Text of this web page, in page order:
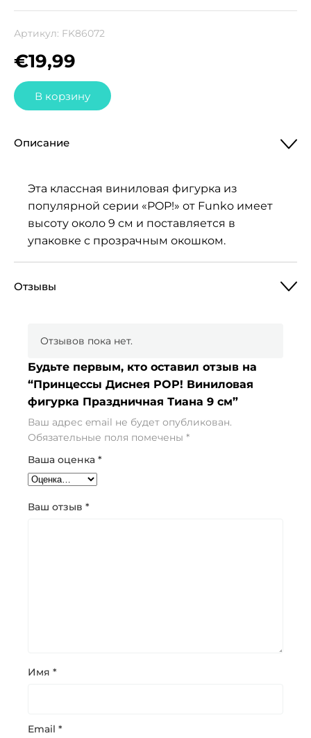
Артикул: FK86072
€19,99
В корзину
Описание
Эта классная виниловая фигурка из
популярной серии «POP!» от Funko имеет
высоту около 9 см и поставляется в
упаковке с прозрачным окошком.
Отзывы
Отзывов пока нет.
Будьте первым, кто оставил отзыв на
“Принцессы Диснея POP! Виниловая
фигурка Праздничная Тиана 9 см”
Ваш адрес email не будет опубликован.
Обязательные поля помечены *
Ваша оценка *
Ваш отзыв *
Имя *
Email *